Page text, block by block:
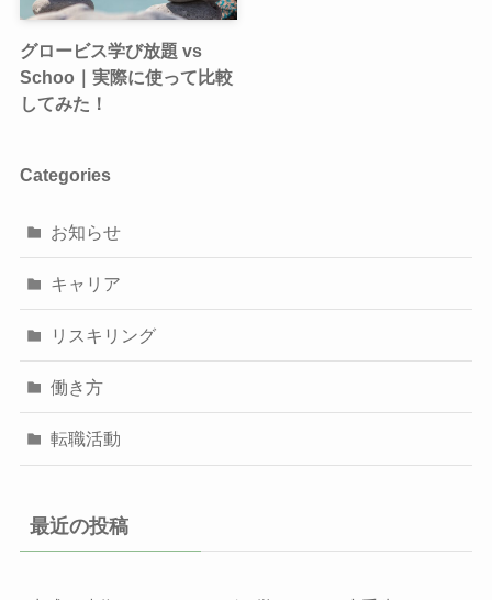
グロービス学び放題 vs
Schoo｜実際に使って比較
してみた！
Categories
お知らせ
キャリア
リスキリング
働き方
転職活動
最近の投稿